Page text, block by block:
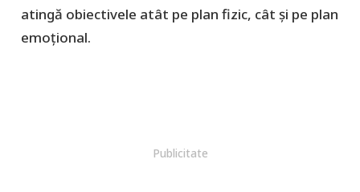
atingă obiectivele atât pe plan fizic, cât și pe plan
emoțional.
Publicitate